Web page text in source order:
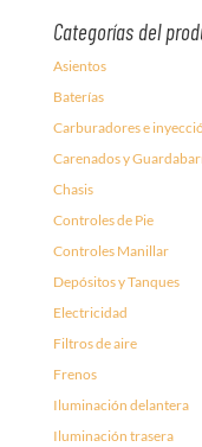
Categorías del
Asientos
Baterías
Carburadores e
Carenados y
Chasis
Controles de Pie
Controles Manillar
Depósitos y Tanques
Electricidad
Filtros de aire
Frenos
Iluminación delantera
Iluminación trasera